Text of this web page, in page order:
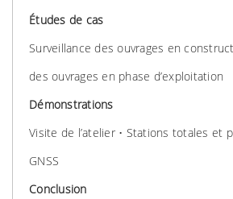
Études de cas
Surveillance des ouvrages en
des ouvrages en phase d’exploitation
Démonstrations
Visite de l’atelier • Stations totales et
GNSS
Conclusion